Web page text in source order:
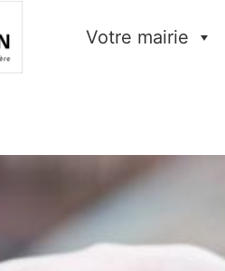
Votre mairie